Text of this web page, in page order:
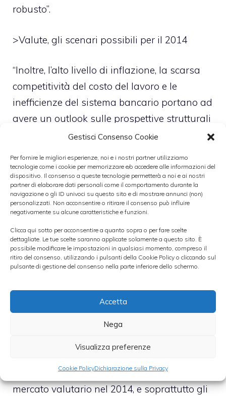
Gestisci Consenso Cookie
Per fornire le migliori esperienze, noi e i nostri partner utilizziamo
tecnologie come i cookie per memorizzare e/o accedere alle informazioni del
dispositivo. Il consenso a queste tecnologie permetterà a noi e ai nostri
partner di elaborare dati personali come il comportamento durante la
navigazione o gli ID univoci su questo sito e di mostrare annunci (non)
personalizzati. Non acconsentire o ritirare il consenso può influire
negativamente su alcune caratteristiche e funzioni.
Clicca qui sotto per acconsentire a quanto sopra o per fare scelte
dettagliate. Le tue scelte saranno applicate solamente a questo sito. È
possibile modificare le impostazioni in qualsiasi momento, compreso il
ritiro del consenso, utilizzando i pulsanti della Cookie Policy o cliccando sul
pulsante di gestione del consenso nella parte inferiore dello schermo.
Accetta
Nega
Visualizza preferenze
Cookie PolicyDichiarazione sulla Privacy
robusto”.
>Valute, gli scenari possibili per il 2014
“Inoltre, l’alto livello di inflazione, la scarsa
competitività del costo del lavoro e le
inefficienze del sistema bancario portano ad
avere un outlook sulle prospettive strutturali
del Brasile prudente. Nonostante questo,
brasiliana dovrebbe essere sostenuta da un
incremento del la spesa pubblica e dai
consumi delle famiglie. Inoltre, quest’ultimi
dovrebbero beneficiare di un mercato del
lavoro particolarmente dinamico: ad ottobre
il tasso di disoccupazione è sceso ancora
una volta attestandosi al 5,2% rispetto al 9%
>Le rotture e i rialzi nelle borse di fine anno
investitori americani è l’andamento del
mercato valutario nel 2014, e soprattutto gli